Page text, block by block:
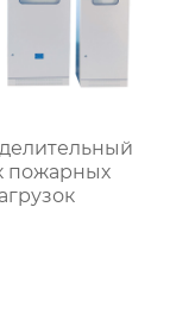
пожарных